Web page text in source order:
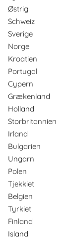
Østrig
Schweiz
Sverige
Norge
Kroatien
Portugal
Cypern
Grækenland
Holland
Storbritannien
Irland
Bulgarien
Ungarn
Polen
Tjekkiet
Belgien
Tyrkiet
Finland
Island